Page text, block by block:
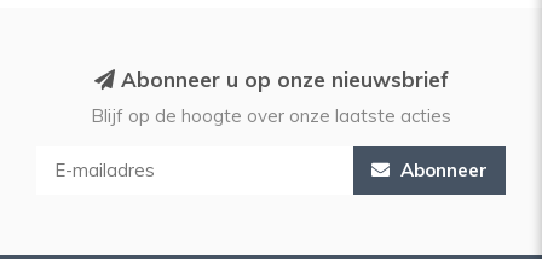
Abonneer u op onze nieuwsbrief
Blijf op de hoogte over onze laatste acties
Abonneer